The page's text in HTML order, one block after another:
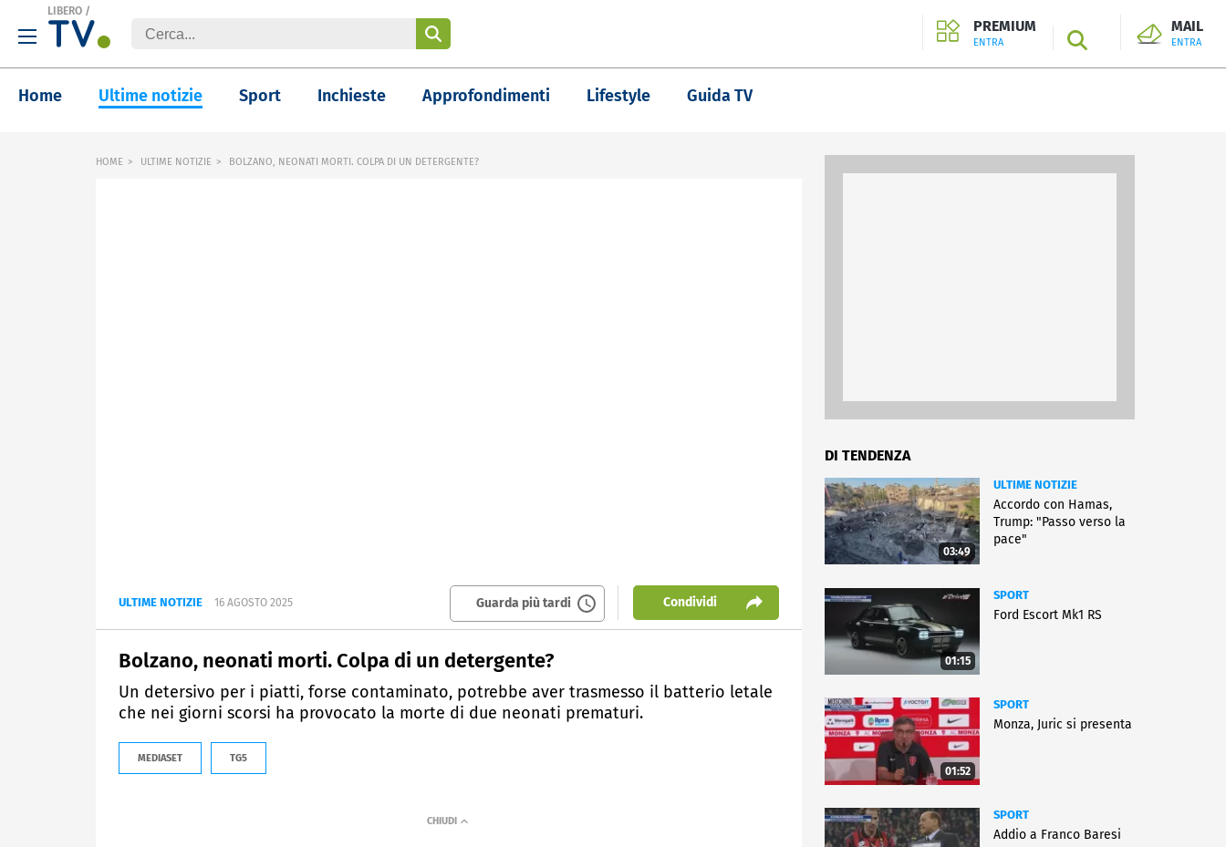
LIBERO /
PREMIUM
ENTRA SEARCH
MAIL
ENTRA
Home Ultime notizie Sport Inchieste Approfondimenti Lifestyle Guida TV
HOME ULTIME NOTIZIE BOLZANO, NEONATI MORTI. COLPA DI UN DETERGENTE?
ULTIME NOTIZIE 16 AGOSTO 2025 Guarda più tardi Condividi
Bolzano, neonati morti. Colpa di un detergente?
Un detersivo per i piatti, forse contaminato, potrebbe aver trasmesso il batterio letale
che nei giorni scorsi ha provocato la morte di due neonati prematuri.
MEDIASET TG5
DI TENDENZA
03:49
ULTIME NOTIZIE
Accordo con Hamas,
Trump: "Passo verso la
pace"
01:15
SPORT
Ford Escort Mk1 RS
01:52
SPORT
Monza, Juric si presenta
SPORT
Addio a Franco Baresi